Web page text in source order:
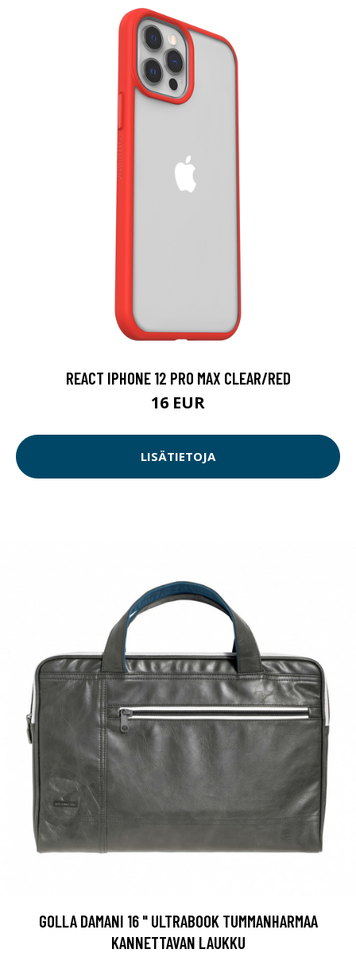
REACT IPHONE 12 PRO MAX CLEAR/RED
16 EUR
LISÄTIETOJA
GOLLA DAMANI 16 " ULTRABOOK TUMMANHARMAA
KANNETTAVAN LAUKKU